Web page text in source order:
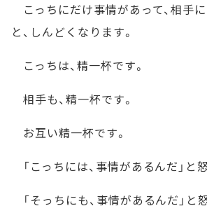
こっちにだけ事情があって、相手
と、しんどくなります。
こっちは、精一杯です。
相手も、精一杯です。
お互い精一杯です。
「こっちには、事情があるんだ」と
「そっちにも、事情があるんだ」と